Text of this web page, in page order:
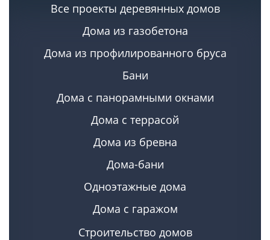
Все проекты деревянных домов
Дома из газобетона
Дома из профилированного бруса
Бани
Дома с панорамными окнами
Дома с террасой
Дома из бревна
Дома-бани
Одноэтажные дома
Дома с гаражом
Строительство домов